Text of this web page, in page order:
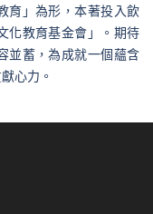
育」為形，本著投入飲
化教育基金會」。期待
並蓄，為成就一個蘊含
心力。